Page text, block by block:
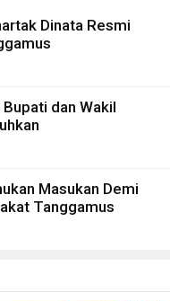
Dinata Resmi
dan Wakil
Masukan Demi
Tanggamus